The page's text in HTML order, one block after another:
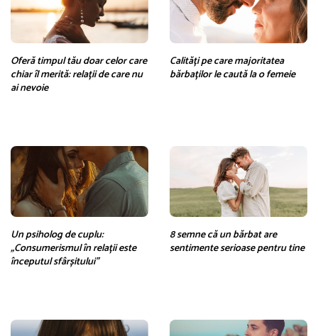
Oferă timpul tău doar celor care
chiar îl merită: relații de care nu
ai nevoie
Calități pe care majoritatea
bărbaților le caută la o femeie
Un psiholog de cuplu:
„Consumerismul în relații este
începutul sfârșitului”
8 semne că un bărbat are
sentimente serioase pentru tine